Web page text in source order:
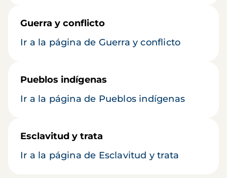
Guerra y conflicto
Ir a la página de Guerra y conflicto
Pueblos indígenas
Ir a la página de Pueblos indígenas
Esclavitud y trata
Ir a la página de Esclavitud y trata